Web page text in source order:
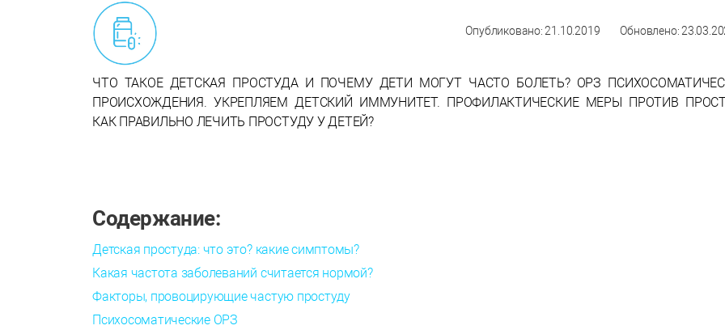
Опубликовано: 21.10.2019 Обновлено:
ЧТО ТАКОЕ ДЕТСКАЯ ПРОСТУДА И ПОЧЕМУ ДЕТИ МОГУТ ЧАСТО БОЛЕТЬ? ОРЗ
ПРОИСХОЖДЕНИЯ. УКРЕПЛЯЕМ ДЕТСКИЙ ИММУНИТЕТ. ПРОФИЛАКТИЧЕСКИЕ МЕРЫ ПРОТИВ
КАК ПРАВИЛЬНО ЛЕЧИТЬ ПРОСТУДУ У ДЕТЕЙ?
Содержание:
Детская простуда: что это? какие симптомы?
Какая частота заболеваний считается нормой?
Факторы, провоцирующие частую простуду
Психосоматические ОРЗ